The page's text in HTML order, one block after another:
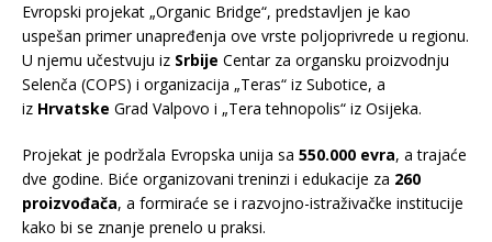
Evropski projekat „Organic Bridge“, predstavljen je kao
uspešan primer unapređenja ove vrste poljoprivrede u regionu.
U njemu učestvuju iz Srbije Centar za organsku proizvodnju
Selenča (COPS) i organizacija „Teras“ iz Subotice, a
iz Hrvatske Grad Valpovo i „Tera tehnopolis“ iz Osijeka.
Projekat je podržala Evropska unija sa 550.000 evra, a trajaće
dve godine. Biće organizovani treninzi i edukacije za 260
proizvođača, a formiraće se i razvojno-istraživačke institucije
kako bi se znanje prenelo u praksi.